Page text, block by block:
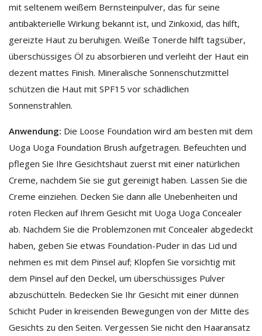
mit seltenem weißem Bernsteinpulver, das für seine
antibakterielle Wirkung bekannt ist, und Zinkoxid, das hilft,
gereizte Haut zu beruhigen. Weiße Tonerde hilft tagsüber,
überschüssiges Öl zu absorbieren und verleiht der Haut ein
dezent mattes Finish. Mineralische Sonnenschutzmittel
schützen die Haut mit SPF15 vor schädlichen
Sonnenstrahlen.
Anwendung: Die Loose Foundation wird am besten mit dem
Uoga Uoga Foundation Brush aufgetragen. Befeuchten und
pflegen Sie Ihre Gesichtshaut zuerst mit einer natürlichen
Creme, nachdem Sie sie gut gereinigt haben. Lassen Sie die
Creme einziehen. Decken Sie dann alle Unebenheiten und
roten Flecken auf Ihrem Gesicht mit Uoga Uoga Concealer
ab. Nachdem Sie die Problemzonen mit Concealer abgedeckt
haben, geben Sie etwas Foundation-Puder in das Lid und
nehmen es mit dem Pinsel auf; Klopfen Sie vorsichtig mit
dem Pinsel auf den Deckel, um überschüssiges Pulver
abzuschütteln. Bedecken Sie Ihr Gesicht mit einer dünnen
Schicht Puder in kreisenden Bewegungen von der Mitte des
Gesichts zu den Seiten. Vergessen Sie nicht den Haaransatz